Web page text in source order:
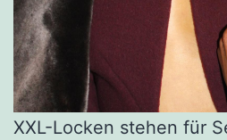
XXL-Locken stehen für